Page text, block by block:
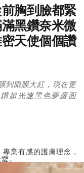
胸到臉都緊
黑鑽奈米微
天使個個讚
到眼膜大紅，現在更
超光速黑色夢露面
業有感的護膚理念，
。